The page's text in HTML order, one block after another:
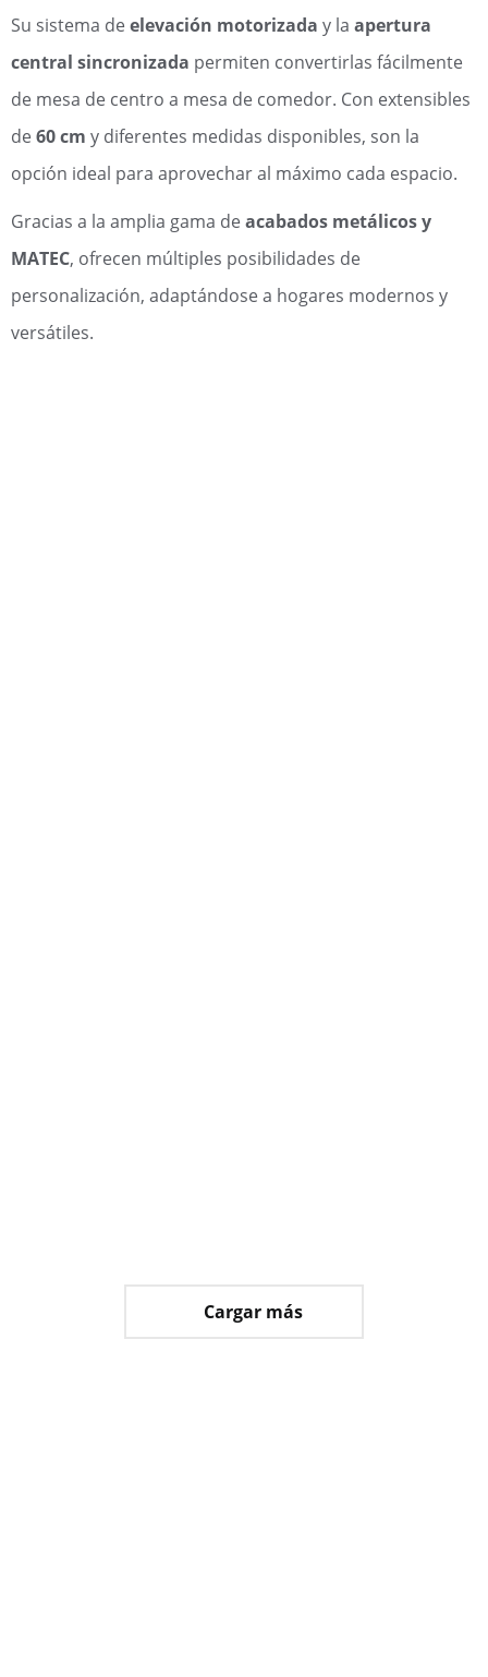
Su sistema de elevación motorizada y la apertura
central sincronizada permiten convertirlas fácilmente
de mesa de centro a mesa de comedor. Con extensibles
de 60 cm y diferentes medidas disponibles, son la
opción ideal para aprovechar al máximo cada espacio.
Gracias a la amplia gama de acabados metálicos y
MATEC, ofrecen múltiples posibilidades de
personalización, adaptándose a hogares modernos y
versátiles.
Cargar más